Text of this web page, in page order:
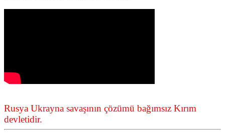
Rusya Ukrayna savaşının çözümü bağımsız Kırım
devletidir.